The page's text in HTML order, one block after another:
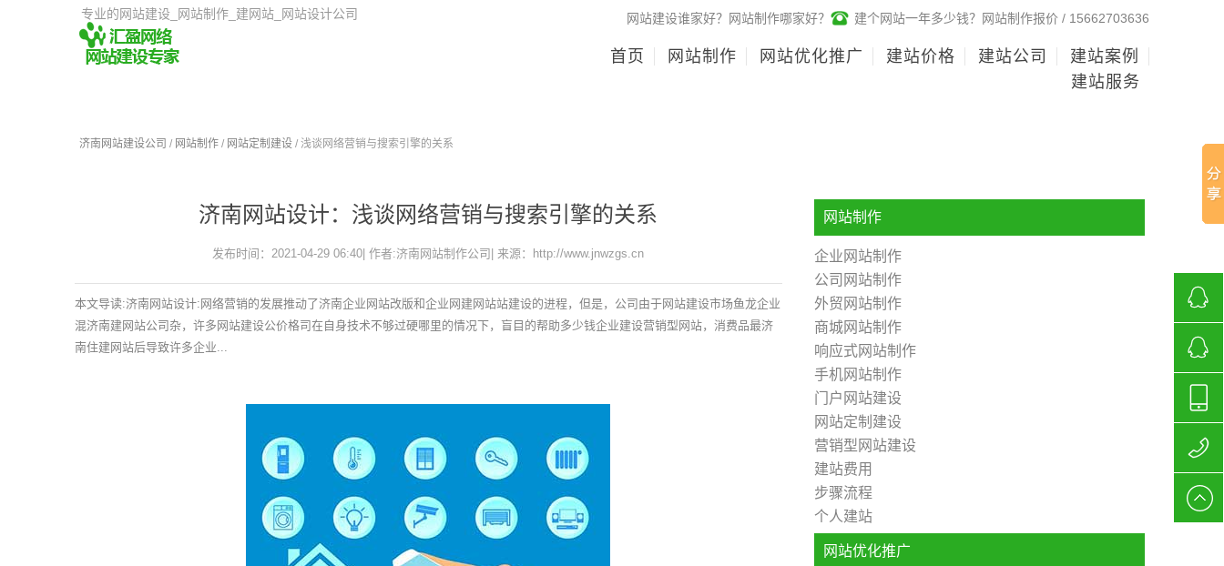
专业的网站建设_网站制作_建网站_网站设计公司 网站建设谁家好？网站制作哪家好？ 建个网站一年多少钱？网站制作报价 / 15662703636
首页 网站制作 网站优化推广 建站价格 建站公司
建站案例
建站服务
济南网站建设公司 / 网站制作 / 网站定制建设 / 浅谈网络营销与搜索引擎的关系
济南网站设计：浅谈网络营销与搜索引擎的关系
发布时间：2021-04-29 06:40| 作者:济南网站制作公司| 来源：http://www.jnwzgs.cn
本文导读:济南网站设计:网络营销的发展推动了济南企业网站改版和企业网建网站站建设的进程，但是，公司由于网站建设市场鱼龙企业
混济南建网站公司杂，许多网站建设公价格司在自身技术不够过硬哪里的情况下，盲目的帮助多少钱企业建设营销型网站，消费品最济
南住建网站后导致许多企业...
网站制作
企业网站制作
公司网站制作
外贸网站制作
商城网站制作
响应式网站制作
手机网站制作
门户网站建设
网站定制建设
营销型网站建设
建站费用
步骤流程
个人建站
网站优化推广
站制作
公司
网站制